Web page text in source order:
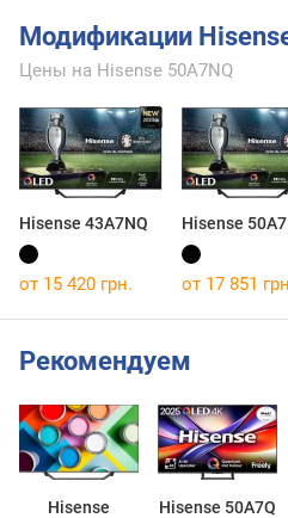
Модификации
Цены на Hisense 50A7NQ
Hisense 43A7NQ Hisense
от 15 420 грн. от 17 851
Рекомендуем
Hisense
Hisense 50A7Q